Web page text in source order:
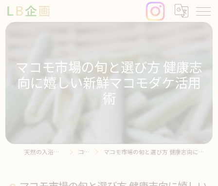
マコモ市場の旬と選び方 健康志
向に嬉しい新鮮マコモダケ活用
術
天然の入浴剤ならLB企画 コラム マコモ市場の旬と選び方 健康志向に嬉しい新鮮マコモダケ活用術